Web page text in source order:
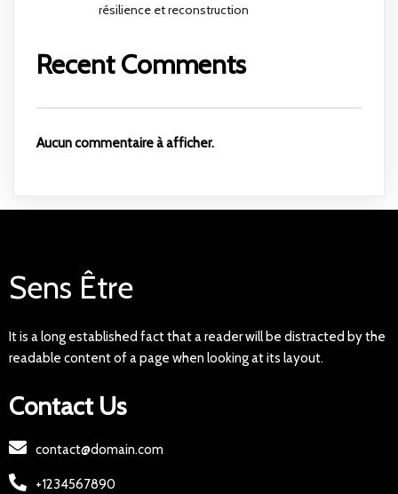
résilience et reconstruction
Recent Comments
Aucun commentaire à afficher.
Sens Être
It is a long established fact that a reader will be distracted by the
readable content of a page when looking at its layout.
Contact Us
contact@domain.com
+1234567890